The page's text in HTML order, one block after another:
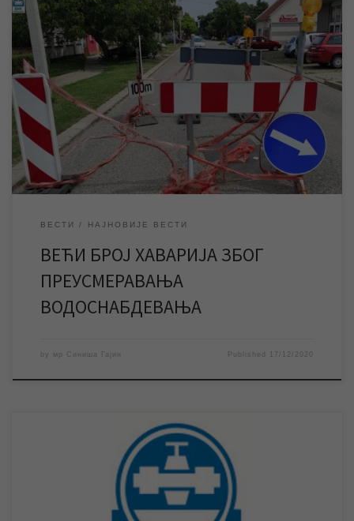
Осцилације притиска воде у мрежи непосредно пре
преусмеравања, као и само преусмеравање водоснабдевања,
утицали су на већи број хаварија на водоводној мрежи. Све
пријављене хаварије су евидентиране, а сви расположиви
ресурси предузећа су усмерени на њихову санацију, која се
врши на основу дефинисаних приоритета. Због хаварије која
се у понедељак […]
ВЕСТИ НАЈНОВИЈЕ ВЕСТИ
ВЕЋИ БРОЈ ХАВАРИЈА ЗБОГ
ПРЕУСМЕРАВАЊА
ВОДОСНАБДЕВАЊА
by мр Синиша Гајин Published 17/12/2020
Утврђен степен оштећења на водоводној мрежи који је
начињен од стране ЈКП „Градска топлана“ током извођења
својих радова . Да би започели радови „Водовода“ на замени